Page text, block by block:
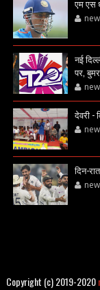
एम एस
नई
पर,
देवरी -
दिन-
Copyright (c) 2019-2020